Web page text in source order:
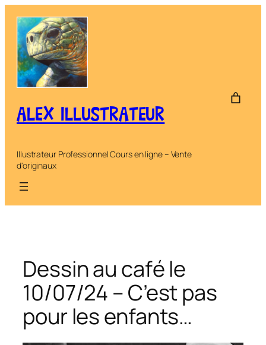
contenu
ALEX ILLUSTRATEUR
Illustrateur Professionnel Cours en ligne – Vente
d'originaux
Dessin au café le
10/07/24 – C’est pas
pour les enfants…